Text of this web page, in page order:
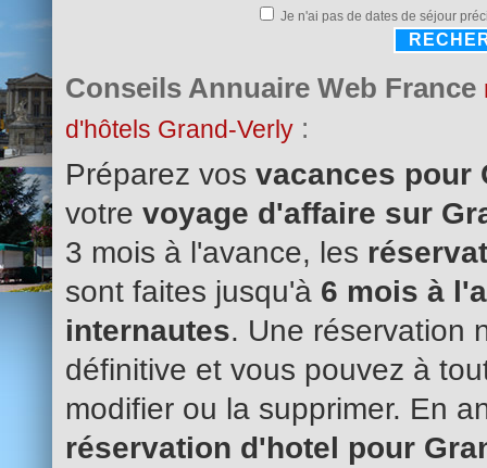
Je n'ai pas de dates de séjour
Conseils Annuaire Web France
d'hôtels Grand-Verly :
Préparez vos vacances pour
votre voyage d'affaire sur
3 mois à l'avance, les
sont faites jusqu'à 6 mois à
internautes. Une réservation
définitive et vous pouvez à
modifier ou la supprimer. En
réservation d'hotel pour